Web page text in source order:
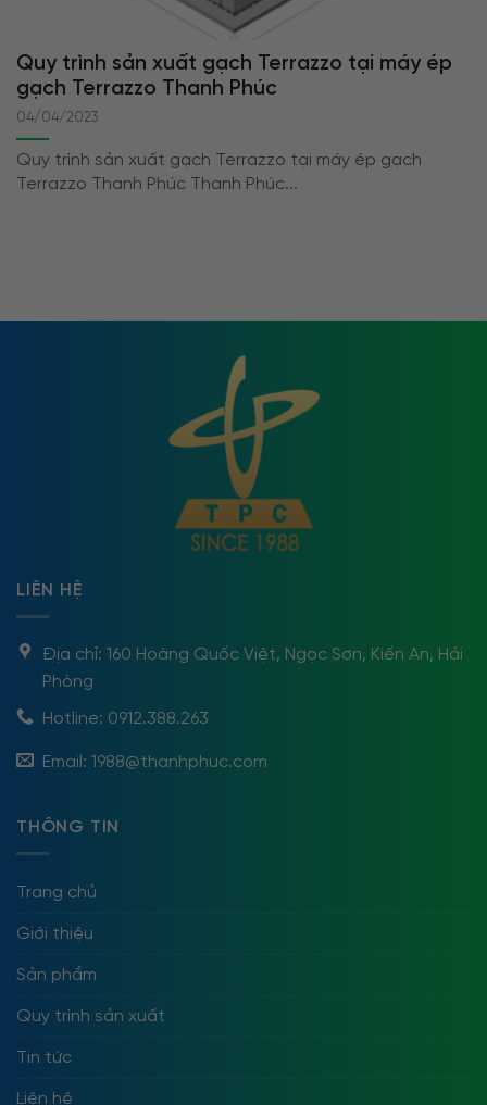
Quy trình sản xuất gạch Terrazzo tại máy ép
gạch Terrazzo Thanh Phúc
04/04/2023
Quy trình sản xuất gạch Terrazzo tại máy ép gạch
Terrazzo Thanh Phúc Thanh Phúc...
LIÊN HỆ
Địa chỉ: 160 Hoàng Quốc Việt, Ngọc Sơn, Kiến An, Hải
Phòng
Hotline: 0912.388.263
Email: 1988@thanhphuc.com
THÔNG TIN
Trang chủ
Giới thiệu
Sản phẩm
Quy trình sản xuất
Tin tức
Liên hệ